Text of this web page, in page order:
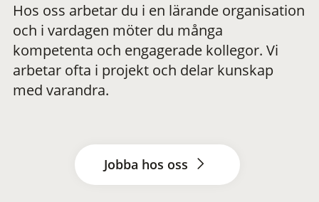
Hos oss arbetar du i en lärande organisation
och i vardagen möter du många
kompetenta och engagerade kollegor. Vi
arbetar ofta i projekt och delar kunskap
med varandra.
Jobba hos oss